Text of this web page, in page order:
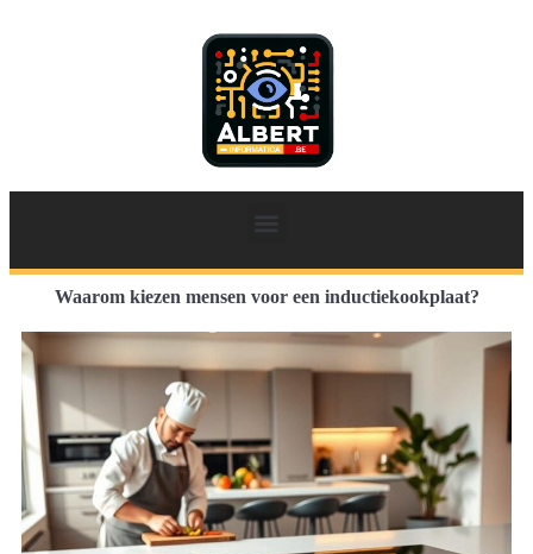
Waarom kiezen mensen voor een inductiekookplaat?